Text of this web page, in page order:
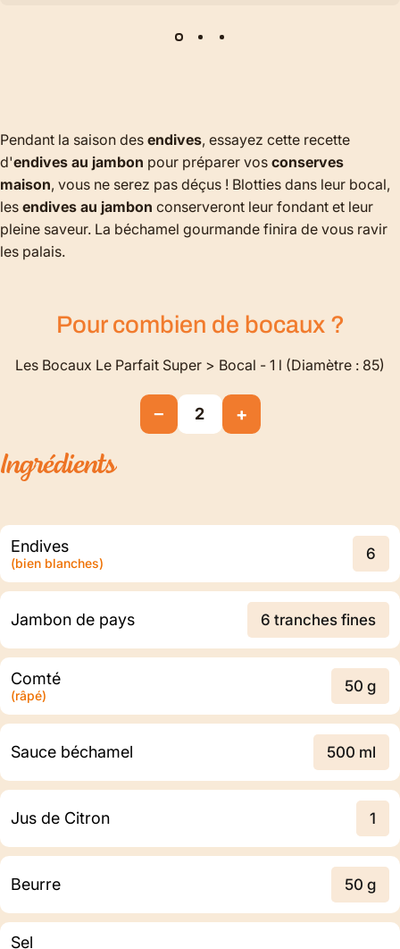
Pendant la saison des endives, essayez cette recette
d'endives au jambon pour préparer vos conserves
maison, vous ne serez pas déçus ! Blotties dans leur bocal,
les endives au jambon conserveront leur fondant et leur
pleine saveur. La béchamel gourmande finira de vous ravir
les palais.
Pour combien de bocaux?
Les Bocaux Le Parfait Super > Bocal - 1 l (Diamètre : 85)
− 2 +
Ingrédients
Endives
(bien blanches)
6
Jambon de pays 6 tranches fines
Comté
(râpé)
50 g
Sauce béchamel 500 ml
Jus de Citron 1
Beurre 50 g
Sel